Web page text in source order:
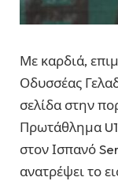
Με καρδιά,
Οδυσσέας
σελίδα στην
Πρωτάθλημα
στον Ισπανό
ανατρέψει το